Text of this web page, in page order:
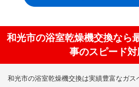
和光市の浴室乾燥機交換なら
事のスピード対
和光市の浴室乾燥機交換は実績豊富なガス